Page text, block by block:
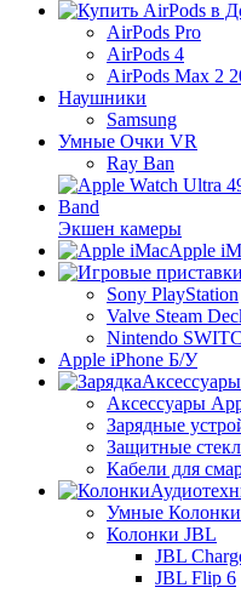
AirPods Pro
AirPods 4
AirPods Max 2
Наушники
Samsung
Умные Очки VR
Ray Ban
Экшен камеры
Apple
Sony PlayStation
Valve Steam
Nintendo
Apple iPhone Б/У
Аксессуары
Аксессуары
Зарядные
Защитные
Кабели для
Умные
Колонки JBL
JBL
JBL Flip 6